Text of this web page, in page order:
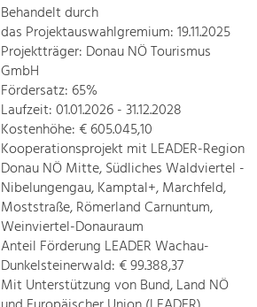
Behandelt durch
das Projektauswahlgremium: 19.11.2025
Projektträger: Donau NÖ Tourismus
GmbH
Fördersatz: 65%
Laufzeit: 01.01.2026 - 31.12.2028
Kostenhöhe: € 605.045,10
Kooperationsprojekt mit LEADER-Region
Donau NÖ Mitte, Südliches Waldviertel -
Nibelungengau, Kamptal+, Marchfeld,
Moststraße, Römerland Carnuntum,
Weinviertel-Donauraum
Anteil Förderung LEADER Wachau-
Dunkelsteinerwald: € 99.388,37
Mit Unterstützung von Bund, Land NÖ